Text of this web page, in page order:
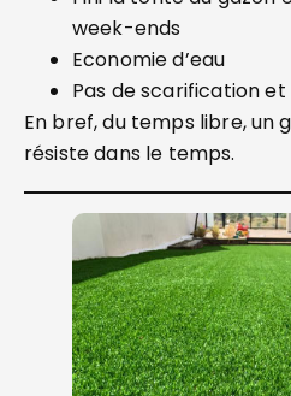
week-ends
Economie d’eau
Pas de scarification et
En bref, du temps libre, un
résiste dans le temps.